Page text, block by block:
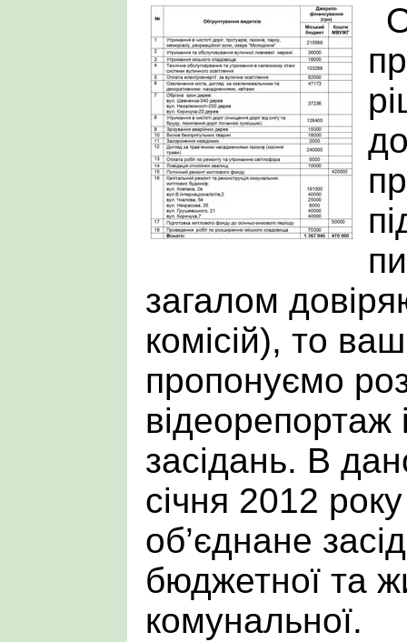
загалом
комісій), то
пропонуємо
відеорепортаж
засідань. В
січня 2012
об’єднане
бюджетної та
комунальної.